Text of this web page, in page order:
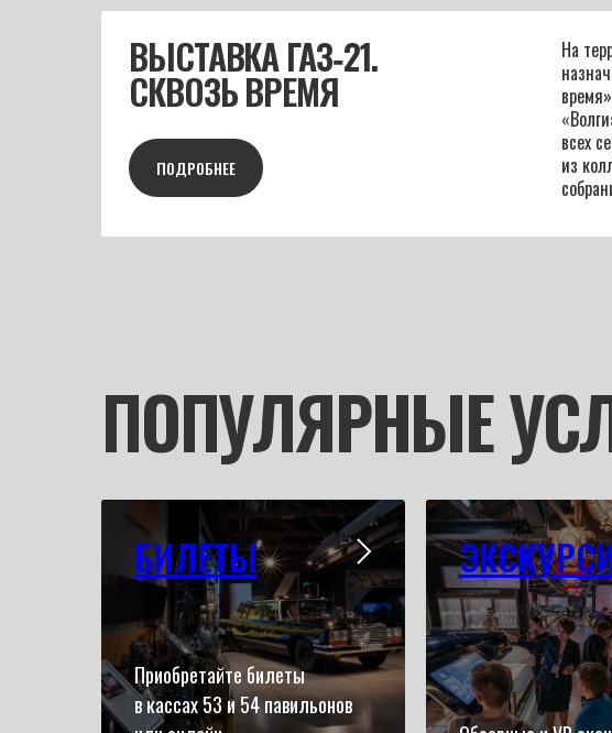
ВЫСТАВКА ГАЗ‑21.
СКВОЗЬ ВРЕМЯ
На
всех
из
ПОДРОБНЕЕ
ПОПУЛЯРНЫЕ
БИЛЕТЫ
Приобретайте билеты
в кассах 53 и 54 павильонов